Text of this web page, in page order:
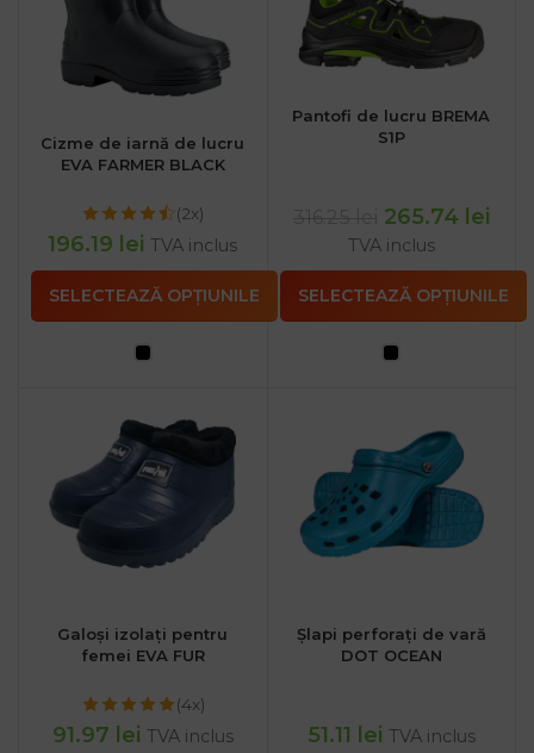
Cizme de iarnă de lucru
EVA FARMER BLACK
(2x)
196.19 lei TVA inclus
SELECTEAZĂ OPȚIUNILE
Pantofi de lucru BREMA
S1P
265.74 lei
TVA inclus
SELECTEAZĂ OPȚIUNILE
Galoși izolați pentru
femei EVA FUR
(4x)
91.97 lei TVA inclus
Șlapi perforați de vară
DOT OCEAN
51.11 lei TVA inclus